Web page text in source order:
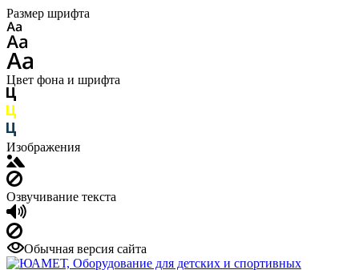
Размер шрифта
Цвет фона и шрифта
Изображения
Озвучивание текста
Обычная версия сайта